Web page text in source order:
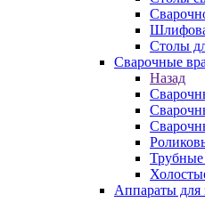
Столы
Сварочные
Назад
Трубные
Аппараты для